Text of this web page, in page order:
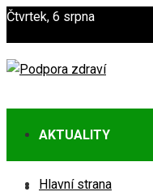
Čtvrtek, 6 srpna
AKTUALITY
ZDRAVÍ
Hlavní strana